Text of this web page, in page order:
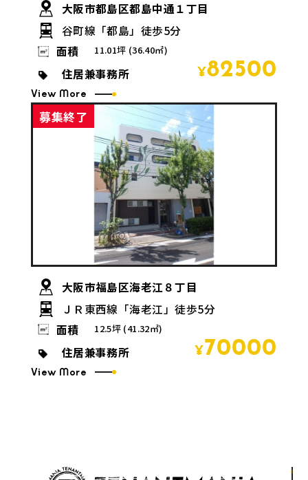
大阪市都島区都島中通１丁目
谷町線「都島」徒歩5分
面積
11.01坪 (36.40㎡)
住居兼事務所 ¥82500
View More
募集終了
大阪市福島区海老江８丁目
ＪＲ東西線「海老江」徒歩5分
面積
12.5坪 (41.32㎡)
住居兼事務所 ¥ 70000
View More